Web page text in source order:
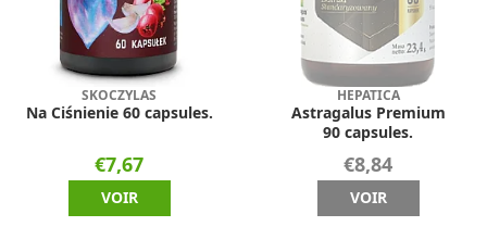
SKOCZYLAS
Na Ciśnienie 60 capsules.
€7,67
VOIR
HEPATICA
Astragalus Premium
90 capsules.
€8,84
VOIR